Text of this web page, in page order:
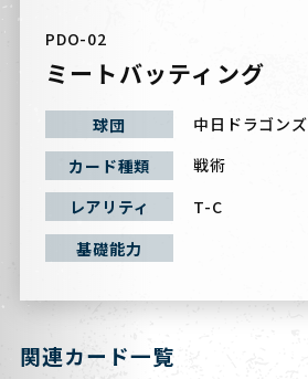
PDO-02
ミートバッティング
球団
中日ドラゴンズ
カード種類
戦術
レアリティ
T-C
基礎能力
関連カード一覧